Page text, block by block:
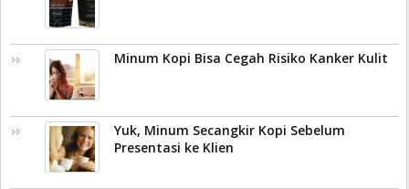
Minum Kopi Bisa Cegah Risiko Kanker Kulit
Yuk, Minum Secangkir Kopi Sebelum
Presentasi ke Klien